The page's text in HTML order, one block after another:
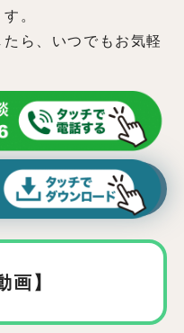
。
ら、いつでもお気軽
画】